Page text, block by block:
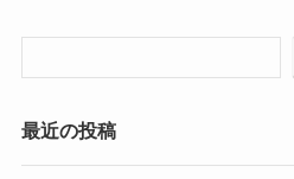
最近の投稿